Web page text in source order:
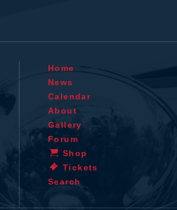
Home
News
Calendar
About
Gallery
Forum
Shop
Tickets
Search